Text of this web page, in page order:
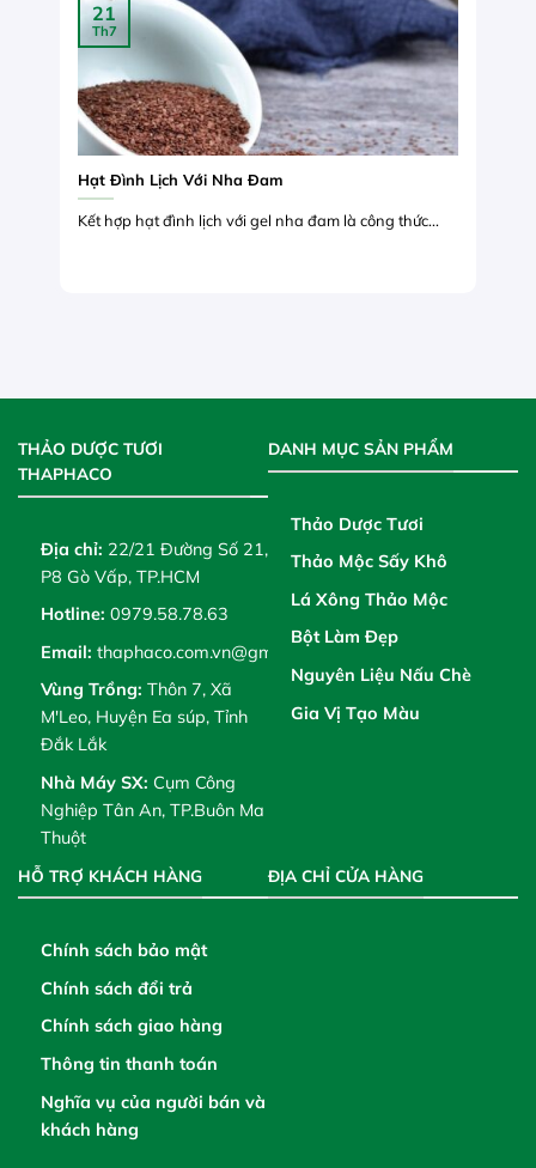
Hạt Đình Lịch Với Nha Đam
Kết hợp hạt đình lịch với gel nha đam là công thức...
21
Th7
THẢO DƯỢC TƯƠI
THAPHACO
Địa chỉ: 22/21 Đường Số 21,
P8 Gò Vấp, TP.HCM
Hotline: 0979.58.78.63
Email: thaphaco.com.vn@gmail.com
Vùng Trồng: Thôn 7, Xã
M'Leo, Huyện Ea súp, Tỉnh
Đắk Lắk
Nhà Máy SX: Cụm Công
Nghiệp Tân An, TP.Buôn Ma
Thuột
DANH MỤC SẢN PHẨM
Thảo Dược Tươi
Thảo Mộc Sấy Khô
Lá Xông Thảo Mộc
Bột Làm Đẹp
Nguyên Liệu Nấu Chè
Gia Vị Tạo Màu
HỖ TRỢ KHÁCH HÀNG
Chính sách bảo mật
Chính sách đổi trả
Chính sách giao hàng
Thông tin thanh toán
Nghĩa vụ của người bán và
khách hàng
ĐỊA CHỈ CỬA HÀNG